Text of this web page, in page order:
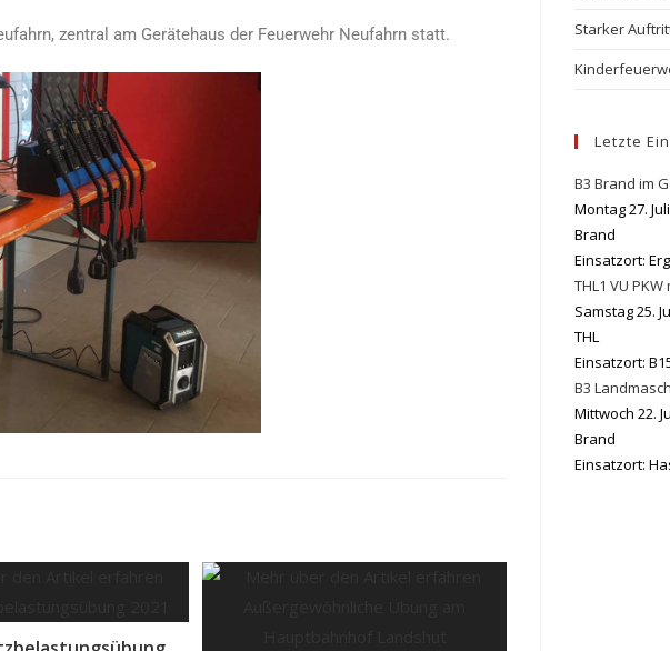
zentral am Gerätehaus der Feuerwehr Neufahrn statt.
Starker
Letzte
B3 Brand im
Montag 27.
Brand
Einsatzort:
THL1 VU
Samstag 25.
THL
Einsatzort:
B3
Mittwoch 22.
Brand
Einsatzort: